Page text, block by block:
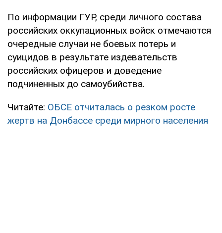
По информации ГУР, среди личного состава
российских оккупационных войск отмечаются
очередные случаи не боевых потерь и
суицидов в результате издевательств
российских офицеров и доведение
подчиненных до самоубийства.
Читайте: ОБСЕ отчиталась о резком росте
жертв на Донбассе среди мирного населения